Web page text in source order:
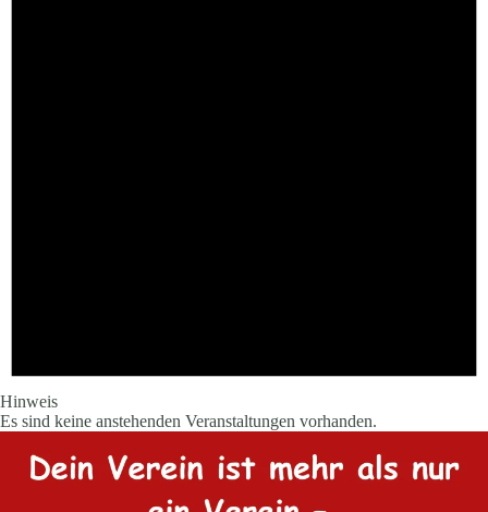
Hinweis
Es sind keine anstehenden Veranstaltungen vorhanden.